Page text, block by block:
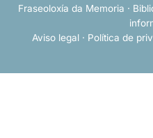
Fraseoloxía da Memoria ·
Aviso legal · Política de